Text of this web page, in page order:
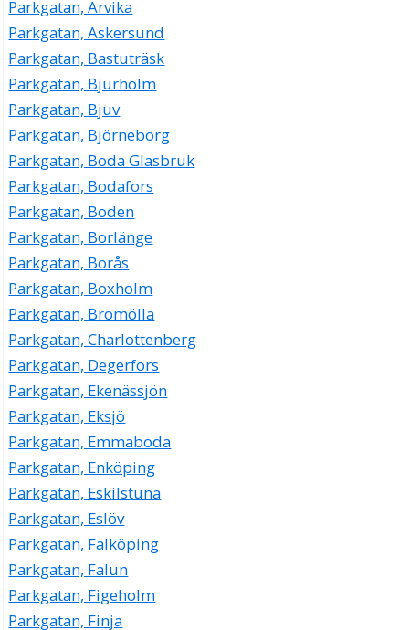
Parkgatan, Arvika
Parkgatan, Askersund
Parkgatan, Bastuträsk
Parkgatan, Bjurholm
Parkgatan, Bjuv
Parkgatan, Björneborg
Parkgatan, Boda Glasbruk
Parkgatan, Bodafors
Parkgatan, Boden
Parkgatan, Borlänge
Parkgatan, Borås
Parkgatan, Boxholm
Parkgatan, Bromölla
Parkgatan, Charlottenberg
Parkgatan, Degerfors
Parkgatan, Ekenässjön
Parkgatan, Eksjö
Parkgatan, Emmaboda
Parkgatan, Enköping
Parkgatan, Eskilstuna
Parkgatan, Eslöv
Parkgatan, Falköping
Parkgatan, Falun
Parkgatan, Figeholm
Parkgatan, Finja